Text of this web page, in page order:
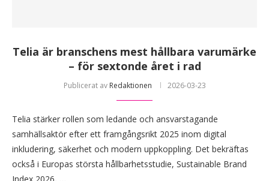
Telia är branschens mest hållbara varumärke
– för sextonde året i rad
Publicerat av Redaktionen 2026-03-23
Telia stärker rollen som ledande och ansvarstagande
samhällsaktör efter ett framgångsrikt 2025 inom digital
inkludering, säkerhet och modern uppkoppling. Det bekräftas
också i Europas största hållbarhetsstudie, Sustainable Brand
Index 2026, …